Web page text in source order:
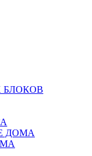
БЛОКОВ
ДОМА